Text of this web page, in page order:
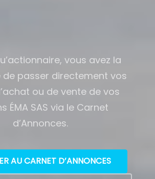
vous avez la
de passer directement vos
ou de vente de vos
ÉMA SAS via le Carnet
d’Annonces.
AU CARNET D’ANNONCES